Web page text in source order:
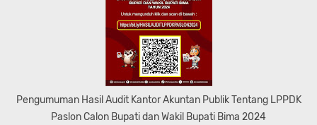
Pengumuman Hasil Audit Kantor Akuntan Publik Tentang LPPDK
Paslon Calon Bupati dan Wakil Bupati Bima 2024